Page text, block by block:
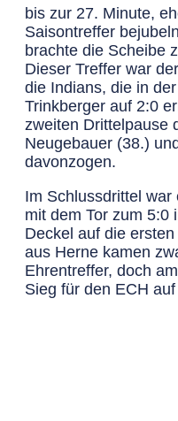
bis zur 27. Minute,
Saisontreffer
brachte die Scheibe
Dieser Treffer war
die Indians, die in
Trinkberger auf 2:0
zweiten Drittelpause
Neugebauer (38.)
davonzogen.
Im Schlussdrittel
mit dem Tor zum 5:0
Deckel auf die
aus Herne kamen
Ehrentreffer, doch
Sieg für den ECH